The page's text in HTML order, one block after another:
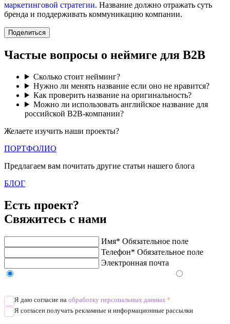
маркетинговой стратегии. Название должно отражать суть
бренда и поддерживать коммуникацию компании.
Поделиться
Частые вопросы о неймиге для B2B
Сколько стоит нейминг?
Нужно ли менять название если оно не нравится?
Как проверить название на оригинальность?
Можно ли использовать английское название для
российской B2B-компании?
Желаете изучить наши проекты?
ПОРТФОЛИО
Предлагаем вам почитать другие статьи нашего блога
БЛОГ
Есть проект?
Свяжитесь с нами
Имя* Обязательное поле
Телефон* Обязательное поле
Электронная почта
Я даю согласие на обработку персональных данных *
Я согласен получать рекламные и информационные рассылки